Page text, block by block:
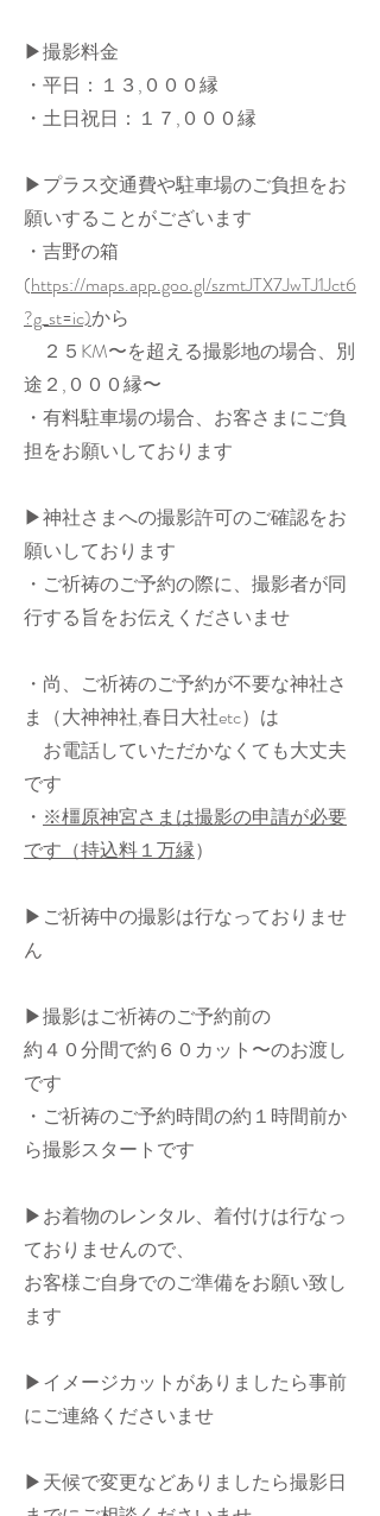
▶︎撮影料金
・平日：１３,０００縁
・土日祝日：１７,０００縁
▶︎プラス交通費や駐車場のご負担をお
願いすることがございます
・吉野の箱
(https://maps.app.goo.gl/szmtJTX7JwTJ1Jct6
?g_st=ic)から
２５KM〜を超える撮影地の場合、別
途２,０００縁〜
・有料駐車場の場合、お客さまにご負
担をお願いしております
▶︎神社さまへの撮影許可のご確認をお
願いしております
・ご祈祷のご予約の際に、撮影者が同
行する旨をお伝えくださいませ
・尚、ご祈祷のご予約が不要な神社さ
ま（大神神社,春日大社etc）は
お電話していただかなくても大丈夫
です​
・ ※橿原神宮さまは撮影の申請が必要
です（持込料１万縁）
▶︎ご祈祷中の撮影は行なっておりませ
ん
▶︎撮影はご祈祷のご予約前の
約４０分間で約６０カット〜のお渡し
です
・ご祈祷のご予約時間の約１時間前か
ら撮影スタートです
​▶︎お着物のレンタル、着付けは行なっ
ておりませんので、
お客様ご自身でのご準備をお願い致し
ます
▶︎イメージカットがありましたら事前
にご連絡くださいませ
▶︎天候で変更などありましたら撮影日